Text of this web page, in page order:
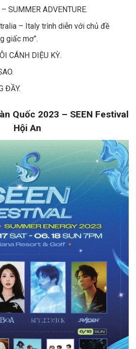
SUMMER ADVENTURE.
– Italy trình diễn với chủ đề
giấc mơ”.
CÁNH DIỆU KỲ.
ĐẦY.
Quốc 2023 – SEEN Festival
Hội An